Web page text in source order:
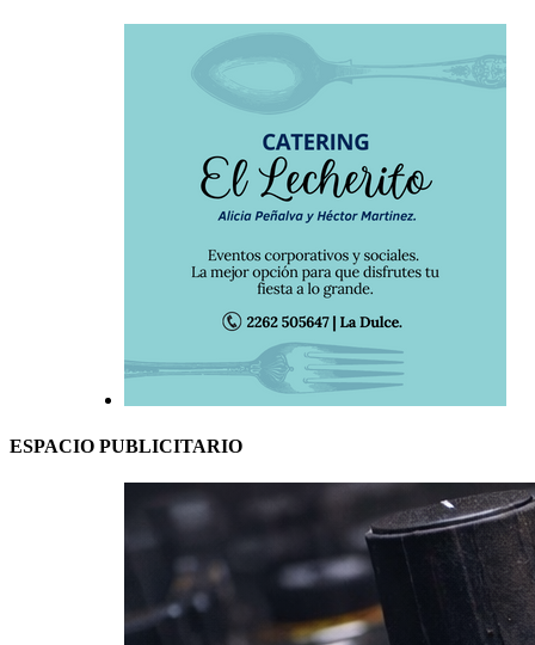
ESPACIO PUBLICITARIO